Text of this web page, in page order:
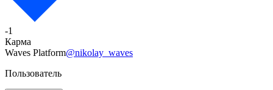
-1
Карма
Waves Platform@nikolay_waves
Пользователь